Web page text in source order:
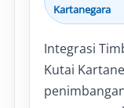
Kartanegara
Integrasi
Kutai